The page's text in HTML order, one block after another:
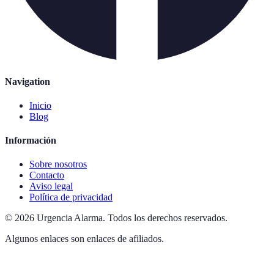
Navigation
Inicio
Blog
Información
Sobre nosotros
Contacto
Aviso legal
Política de privacidad
© 2026 Urgencia Alarma. Todos los derechos reservados.
Algunos enlaces son enlaces de afiliados.